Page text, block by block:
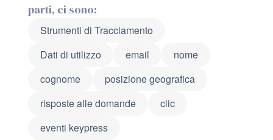
parti, ci sono:
Strumenti di Tracciamento
Dati di utilizzo
email
nome
cognome
posizione geografica
risposte alle domande
clic
eventi keypress